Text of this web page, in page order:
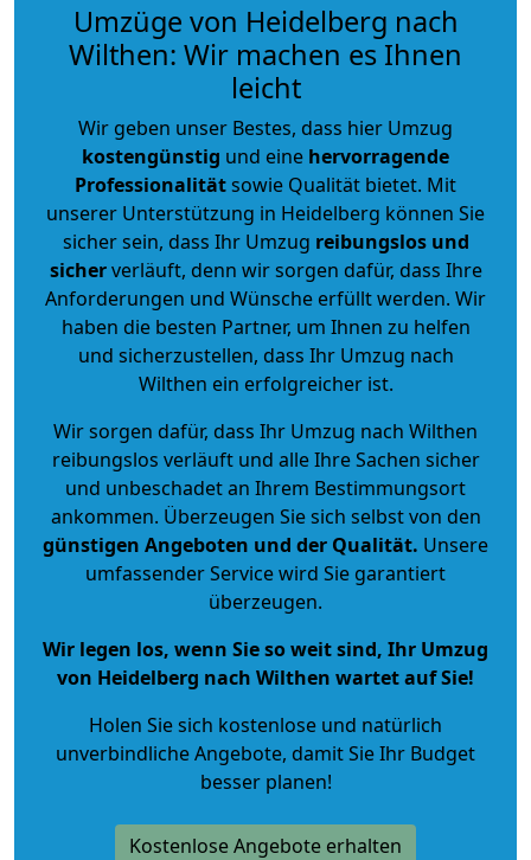
Umzüge von Heidelberg nach
Wilthen: Wir machen es Ihnen
leicht
Wir geben unser Bestes, dass hier Umzug
kostengünstig und eine hervorragende
Professionalitätsowie Qualität bietet. Mit
unserer Unterstützung in Heidelberg können Sie
sicher sein, dass Ihr Umzug reibungslos und
sicherverläuft, denn wir sorgen dafür, dass Ihre
Anforderungen und Wünsche erfüllt werden. Wir
haben die besten Partner, um Ihnen zu helfen
und sicherzustellen, dass Ihr Umzug nach
Wilthen ein erfolgreicher ist.
Wir sorgen dafür, dass Ihr Umzug nach Wilthen
reibungslos verläuft und alle Ihre Sachen sicher
und unbeschadet an Ihrem Bestimmungsort
ankommen. Überzeugen Sie sich selbst von den
günstigen Angeboten und der Qualität. Unsere
umfassender Service wird Sie garantiert
überzeugen.
Wir legen los, wenn Sie so weit sind, Ihr Umzug
von Heidelberg nach Wilthen wartet auf Sie!
Holen Sie sich kostenlose und natürlich
unverbindliche Angebote, damit Sie Ihr Budget
besser planen!
Kostenlose Angebote erhalten